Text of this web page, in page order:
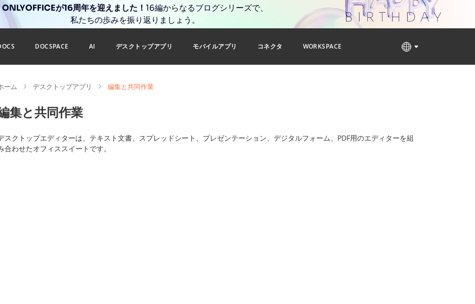
ONLYOFFICEが16周年を迎えました！ 16編からなるブログシリーズで、
私たちの歩みを振り返りましょう。
DOCSPACE AI デスクトップアプリ モバイルアプリ コネクタ WORKSPACE
ーム デスクトップアプリ 編集と共同作業
集と共同作業
スクトップエディターは、テキスト文書、スプレッドシート、プレゼンテーション、デジタルフォーム、PDF用のエディターを組
合わせたオフィススイートです。